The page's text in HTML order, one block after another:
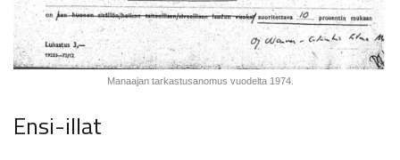
Manaajan tarkastusanomus vuodelta 1974.
Ensi-illat